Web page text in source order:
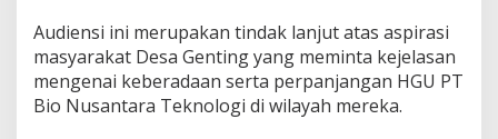
Audiensi ini merupakan tindak lanjut atas aspirasi
masyarakat Desa Genting yang meminta kejelasan
mengenai keberadaan serta perpanjangan HGU PT
Bio Nusantara Teknologi di wilayah mereka.